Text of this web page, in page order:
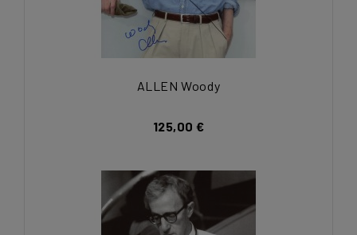
ALLEN Woody
125,00 €